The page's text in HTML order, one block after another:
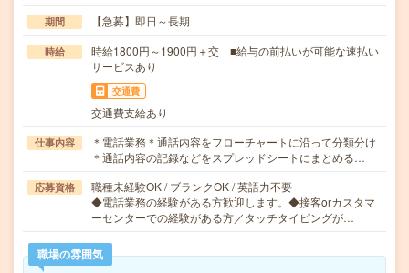
期間 【急募】即日～長期
時給
時給1800円～1900円＋交 ■給与の前払いが可能な速払い
サービスあり
交通費
交通費支給あり
仕事内容
＊電話業務＊通話内容をフローチャートに沿って分類分け
＊通話内容の記録などをスプレッドシートにまとめる…
応募資格
職種未経験OK / ブランクOK / 英語力不要
◆電話業務の経験がある方歓迎します。◆接客orカスタマ
ーセンターでの経験がある方／タッチタイピングが…
職場の雰囲気